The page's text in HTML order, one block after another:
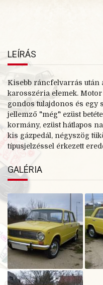
LEÍRÁS
Kisebb ráncfelvarrás után
karosszéria elemek.
gondos tulajdonos és egy
jellemző "még" ezüst
kormány, ezüst hátlapos
kis gázpedál, négyszög
típusjelzéssel érkezett
GALÉRIA